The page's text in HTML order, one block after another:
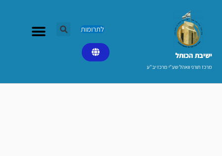
ישיבת הכותל​
מרכז תורני וואהל שע"י מרכז יב"ע
לתרומות